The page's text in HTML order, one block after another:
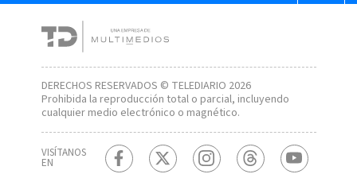
DERECHOS RESERVADOS © TELEDIARIO 2026
Prohibida la reproducción total o parcial, incluyendo
cualquier medio electrónico o magnético.
VISÍTANOS
EN